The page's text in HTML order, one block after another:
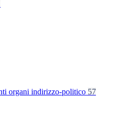
organi indirizzo-politico 57